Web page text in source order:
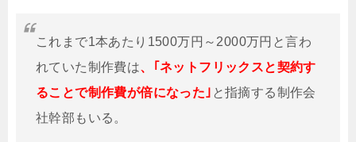
これまで1本あたり1500万円～2000万円と言わ
れていた制作費は、｢ネットフリックスと契約す
ることで制作費が倍になった｣ と指摘する制作会
社幹部もいる。